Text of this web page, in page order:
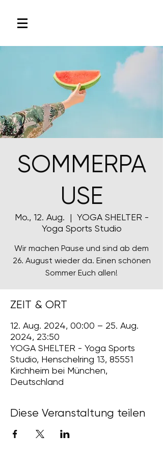
SOMMERPA
USE
Mo., 12. Aug.
  |
YOGA SHELTER -
Yoga Sports Studio
Wir machen Pause und sind ab dem
26. August wieder da. Einen schönen
Sommer Euch allen!
ZEIT & ORT
12. Aug. 2024, 00:00 – 25. Aug.
2024, 23:50
YOGA SHELTER - Yoga Sports
Studio, Henschelring 13, 85551
Kirchheim bei München,
Deutschland
Diese Veranstaltung teilen